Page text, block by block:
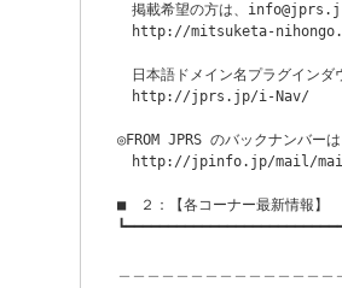
掲載希望の方は、info@jprs.jp
http://mitsuketa-
日本語ドメイン名プラグインダ
http://jprs.jp/i-Nav/
◎FROM JPRS のバックナンバー
http://jpinfo.jp/mail/
■　２：【各コーナー最新情報】